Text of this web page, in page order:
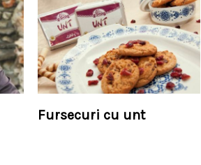
Fursecuri cu unt